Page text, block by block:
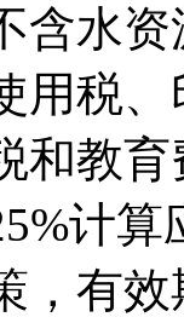
含水
用税
和教
计
，有